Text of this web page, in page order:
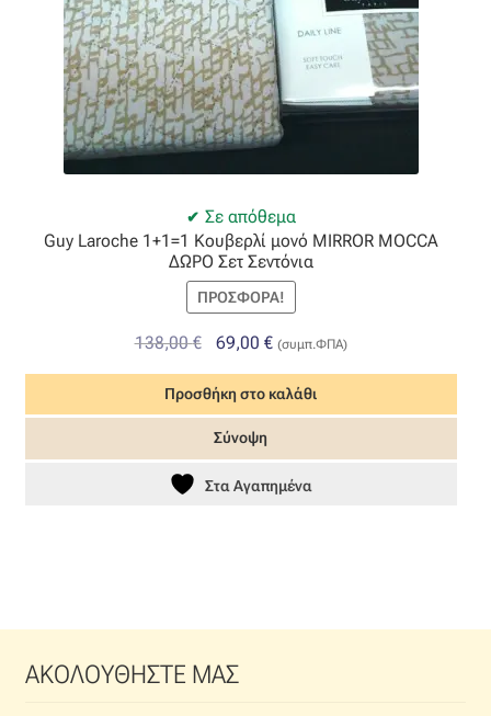
Σε απόθεμα
Guy Laroche 1+1=1 Κουβερλί μονό MIRROR MOCCA
ΔΩΡΟ Σετ Σεντόνια
ΠΡΟΣΦΟΡΆ!
138,00€
Original
was:
138,00 €.
69,00€Η
τιμή
είναι:
(συμπ.ΦΠΑ)
Προσθήκη στο καλάθι
Σύνοψη
Στα Αγαπημένα
ΑΚΟΛΟΥΘΗΣΤΕ ΜΑΣ